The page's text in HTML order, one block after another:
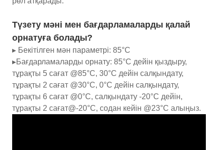
Түзету мәні мен бағдарламаларды қалай
орнатуға болады?
▸ Бекітілген мән параметрі: 85°C
▸Бағдарламаларды орнату: 85°C дейін қыздыру,
тұрақты 5 сағат @85°C, 30°C дейін салқындату,
тұрақты 2 сағат @30°C, 0°C дейін салқындату,
тұрақты 6 сағат @0°C, салқындату -20°C дейін,
тұрақты 2 сағат@-20°C, содан кейін @23°C алыңыз.